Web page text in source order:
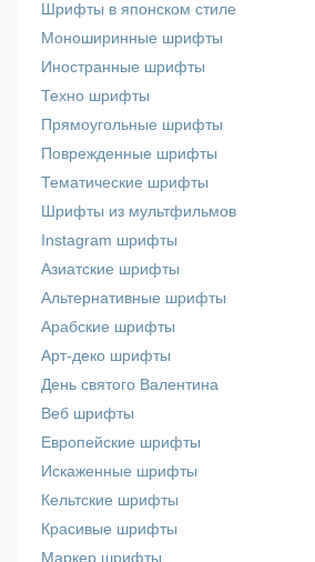
Шрифты в японском стиле
Моноширинные шрифты
Иностранные шрифты
Техно шрифты
Прямоугольные шрифты
Поврежденные шрифты
Тематические шрифты
Шрифты из мультфильмов
Instagram шрифты
Азиатские шрифты
Альтернативные шрифты
Арабские шрифты
Арт-деко шрифты
День святого Валентина
Веб шрифты
Европейские шрифты
Искаженные шрифты
Кельтские шрифты
Красивые шрифты
Маркер шрифты